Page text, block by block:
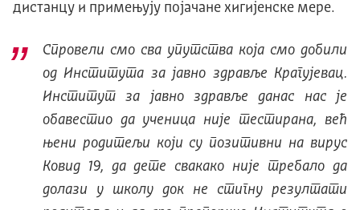
дистанцу и примењују појачане хигијенске мере.
Спровели смо сва упутства која смо добили
од Института за јавно здравље Крагујевац.
Институт за јавно здравље данас нас је
обавестио да ученица није тестирана, већ
њени родитељи који су позитивни на вирус
Ковид 19, да дете свакако није требало да
долази у школу док не стигну резултати